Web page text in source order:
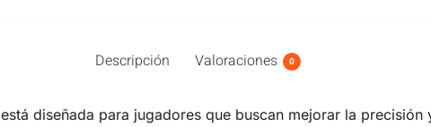
Descripción Valoraciones 0
está diseñada para jugadores que buscan mejorar la